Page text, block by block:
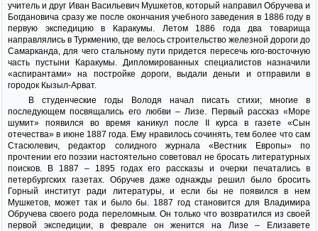
учитель и друг Иван Васильевич Мушкетов, который направил Обручева и
Богдановича сразу же после окончания учебного заведения в 1886 году в
первую экспедицию в Каракумы. Летом 1886 года два товарища
направлялись в Туркмению, где велось строительство железной дороги до
Самарканда, для чего стальному пути придется пересечь юго-восточную
часть пустыни Каракумы. Дипломированных специалистов назначили
«аспирантами» на постройке дороги, выдали деньги и отправили в
городок Кызыл-Арват.
В студенческие годы Володя начал писать стихи; многие в
последующем посвящались его любви – Лизе. Первый рассказ «Море
шумит» появился во время каникул после II курса в газете «Сын
отечества» в июне 1887 года. Ему нравилось сочинять, тем более что сам
Стасюлевич, редактор солидного журнала «Вестник Европы» по
прочтении его поэзии настоятельно советовал не бросать литературных
поисков. В 1887 – 1895 годах его рассказы и очерки печатались в
петербургских газетах. Обручев даже однажды решил было бросить
Горный институт ради литературы, и если бы не появился в нем
Мушкетов, может так и было бы. 1887 год становится для Владимира
Обручева своего рода переломным. Он только что возвратился из своей
первой экспедиции, в феврале он женится на Лизе – Елизавете